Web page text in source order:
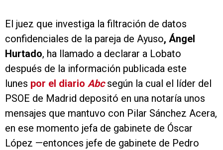
El juez que investiga la filtración de datos
confidenciales de la pareja de Ayuso, Ángel
Hurtado, ha llamado a declarar a Lobato
después de la información publicada este
lunes por el diario Abcsegún la cual el líder del
PSOE de Madrid depositó en una notaría unos
mensajes que mantuvo con Pilar Sánchez Acera,
en ese momento jefa de gabinete de Óscar
López —entonces jefe de gabinete de Pedro